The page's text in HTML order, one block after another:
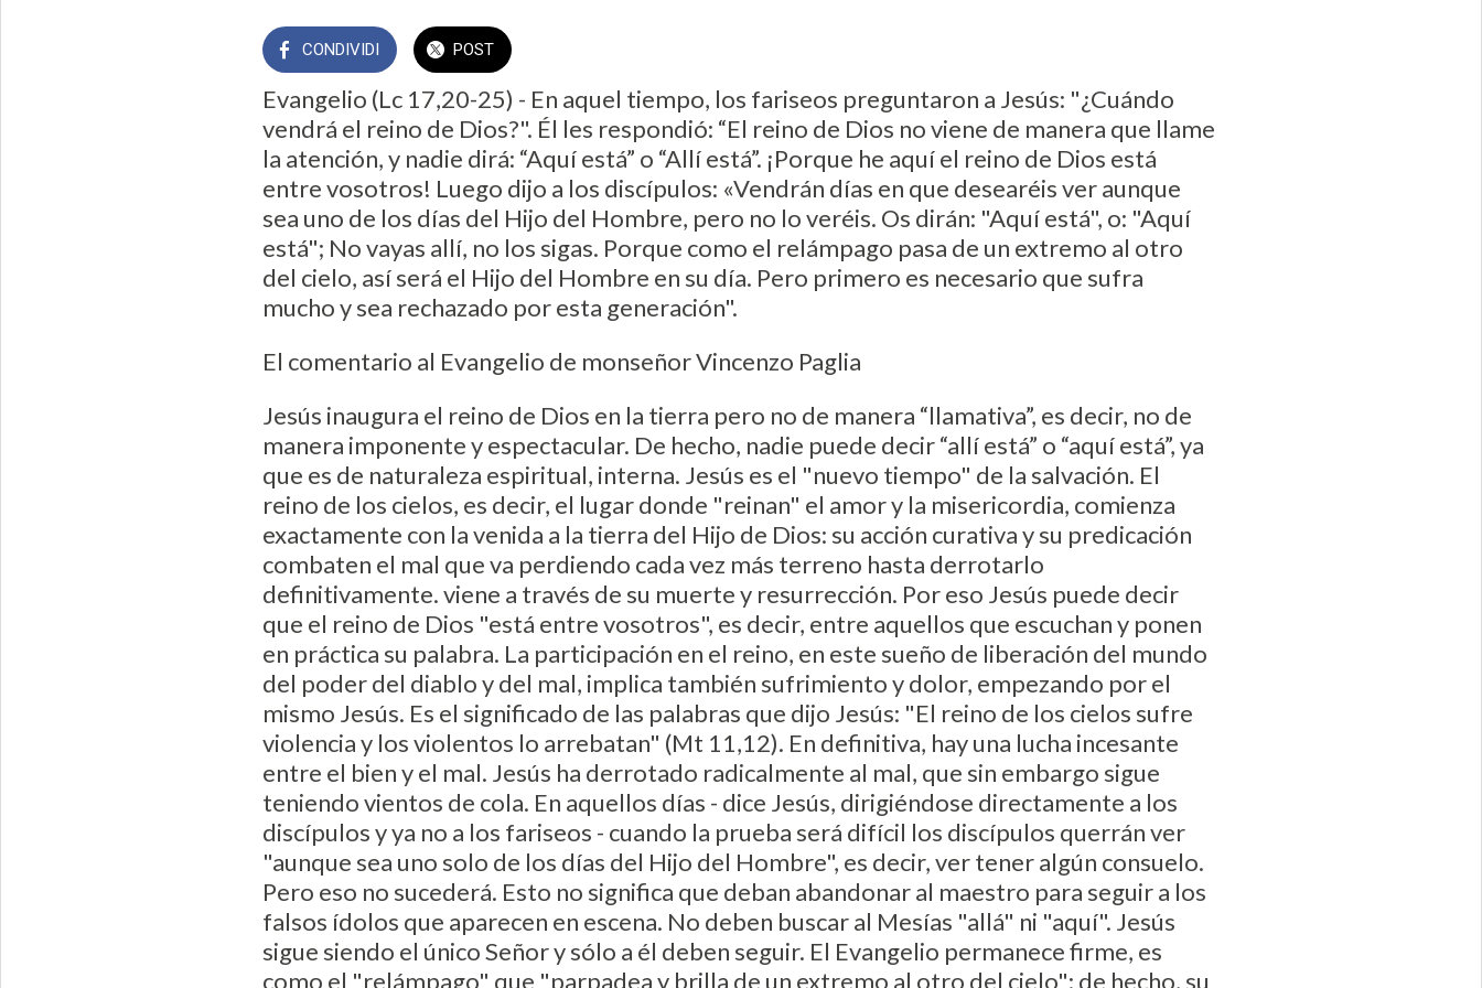
CONDIVIDI POST
Evangelio (Lc 17,20-25) - En aquel tiempo, los fariseos preguntaron a Jesús: "¿Cuándo
vendrá el reino de Dios?". Él les respondió: “El reino de Dios no viene de manera que llame
la atención, y nadie dirá: “Aquí está” o “Allí está”. ¡Porque he aquí el reino de Dios está
entre vosotros! Luego dijo a los discípulos: «Vendrán días en que desearéis ver aunque
sea uno de los días del Hijo del Hombre, pero no lo veréis. Os dirán: "Aquí está", o: "Aquí
está"; No vayas allí, no los sigas. Porque como el relámpago pasa de un extremo al otro
del cielo, así será el Hijo del Hombre en su día. Pero primero es necesario que sufra
mucho y sea rechazado por esta generación".
El comentario al Evangelio de monseñor Vincenzo Paglia
Jesús inaugura el reino de Dios en la tierra pero no de manera “llamativa”, es decir, no de
manera imponente y espectacular. De hecho, nadie puede decir “allí está” o “aquí está”, ya
que es de naturaleza espiritual, interna. Jesús es el "nuevo tiempo" de la salvación. El
reino de los cielos, es decir, el lugar donde "reinan" el amor y la misericordia, comienza
exactamente con la venida a la tierra del Hijo de Dios: su acción curativa y su predicación
combaten el mal que va perdiendo cada vez más terreno hasta derrotarlo
definitivamente. viene a través de su muerte y resurrección. Por eso Jesús puede decir
que el reino de Dios "está entre vosotros", es decir, entre aquellos que escuchan y ponen
en práctica su palabra. La participación en el reino, en este sueño de liberación del mundo
del poder del diablo y del mal, implica también sufrimiento y dolor, empezando por el
mismo Jesús. Es el significado de las palabras que dijo Jesús: "El reino de los cielos sufre
violencia y los violentos lo arrebatan" (Mt 11,12). En definitiva, hay una lucha incesante
entre el bien y el mal. Jesús ha derrotado radicalmente al mal, que sin embargo sigue
teniendo vientos de cola. En aquellos días - dice Jesús, dirigiéndose directamente a los
discípulos y ya no a los fariseos - cuando la prueba será difícil los discípulos querrán ver
"aunque sea uno solo de los días del Hijo del Hombre", es decir, ver tener algún consuelo.
Pero eso no sucederá. Esto no significa que deban abandonar al maestro para seguir a los
falsos ídolos que aparecen en escena. No deben buscar al Mesías "allá" ni "aquí". Jesús
sigue siendo el único Señor y sólo a él deben seguir. El Evangelio permanece firme, es
como el "relámpago" que "parpadea y brilla de un extremo al otro del cielo"; de hecho, su